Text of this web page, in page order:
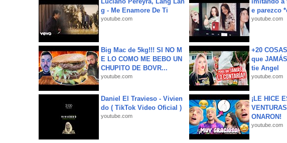
g - Me Enamore De Ti
youtube.com
e parezco
youtube.com
Big Mac de 5kg!!! SI NO M
E LO COMO ME BEBO UN
CHUPITO DE BOVR...
youtube.com
+20
que
tie Angel
youtube.com
Daniel El Travieso - Vivien
do ( TikTok Video Oficial )
youtube.com
¡LE HICE
ONARON!
youtube.com